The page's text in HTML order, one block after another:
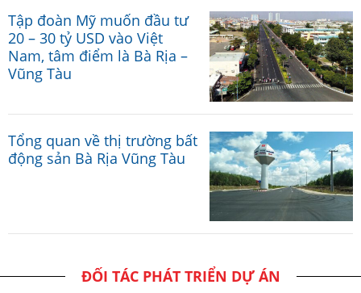
Tập đoàn Mỹ muốn đầu tư
20 – 30 tỷ USD vào Việt
Nam, tâm điểm là Bà Rịa –
Vũng Tàu
Tổng quan về thị trường bất
động sản Bà Rịa Vũng Tàu
ĐỐI TÁC PHÁT TRIỂN DỰ ÁN